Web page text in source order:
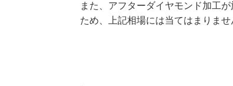
また、アフターダイヤモンド加工
ため、上記相場には当てはまりませ